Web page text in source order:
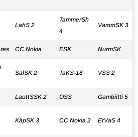
LahS 2
TammerSh
4
VammSK 3
CC Nokia ESK NurmSK
SalSK 2 TaKS-18 VSS 2
LauttSSK 2 OSS Gambiitti 5
KäpSK 3 CC Nokia 2 EtVaS 4